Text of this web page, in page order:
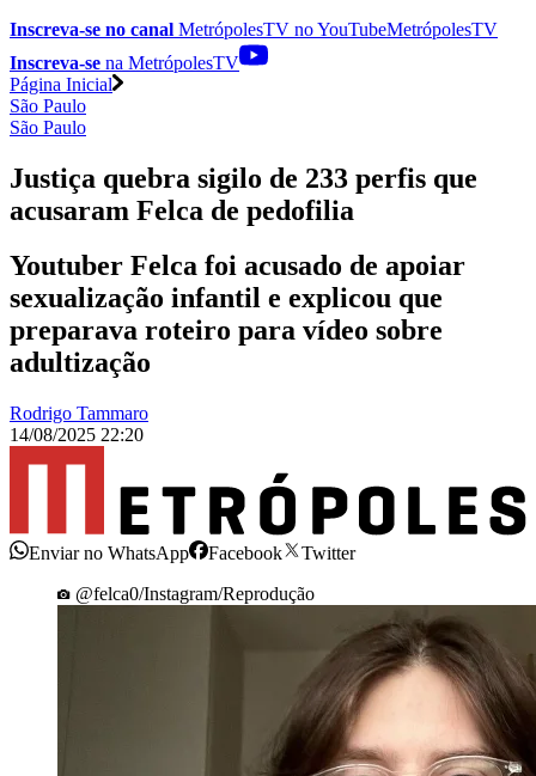
Inscreva-se no canal MetrópolesTV noYouTubeMetrópolesTV
Inscreva-se na MetrópolesTV
Página Inicial
São Paulo
São Paulo
Justiça quebra sigilo de 233 perfis que
acusaram Felca de pedofilia
Youtuber Felca foi acusado de apoiar
sexualização infantil e explicou que
preparava roteiro para vídeo sobre
adultização
Rodrigo Tammaro
14/08/2025 22:20
Enviar no WhatsApp Facebook
Twitter
@felca0/Instagram/Reprodução